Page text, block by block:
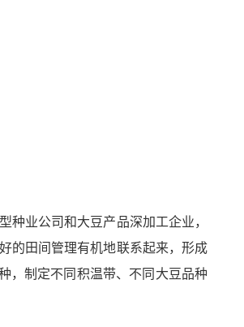
业公司和大豆产品深加工企业，
的田间管理有机地联系起来，形成
，制定不同积温带、不同大豆品种